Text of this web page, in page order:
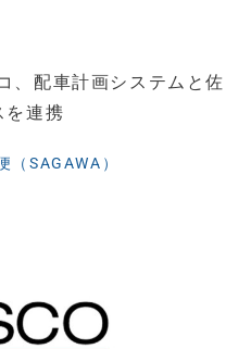
、配車計画システムと佐
を連携
（SAGAWA）